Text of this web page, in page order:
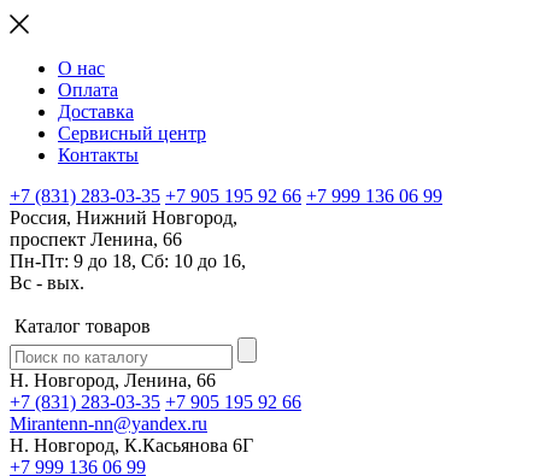
О нас
Оплата
Доставка
Сервисный центр
Контакты
+7 (831) 283-03-35 +7 905 195 92 66 +7 999 136 06 99
Россия, Нижний Новгород,
проспект Ленина, 66
Пн-Пт: 9 до 18, Сб: 10 до 16,
Вс - вых.
Каталог товаров
Н. Новгород, Ленина, 66
+7 (831) 283-03-35 +7 905 195 92 66
Mirantenn-nn@yandex.ru
Н. Новгород, К.Касьянова 6Г
+7 999 136 06 99